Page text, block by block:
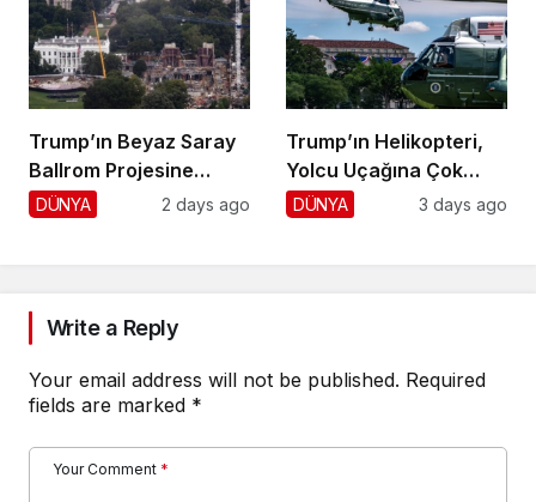
Trump’ın Beyaz Saray
Ballrom Projesine
Durdurma
DÜNYA 2 days ago
Trump’ın Helikopteri,
Yolcu Uçağına Çok
Yaklaştı!
DÜNYA 3 days ago
Write a Reply
Your email address will not be published. Required
fields are marked *
Your Comment *